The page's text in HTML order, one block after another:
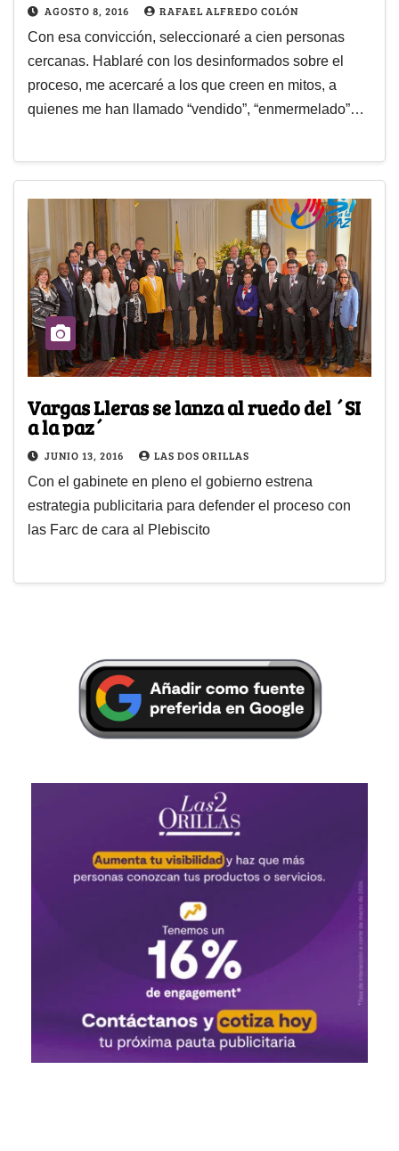
AGOSTO 8, 2016 RAFAEL ALFREDO COLÓN
Con esa convicción, seleccionaré a cien personas
cercanas. Hablaré con los desinformados sobre el
proceso, me acercaré a los que creen en mitos, a
quienes me han llamado “vendido”, “enmermelado”…
Vargas Lleras se lanza al ruedo del ´SI
a la paz´
JUNIO 13, 2016 LAS DOS ORILLAS
Con el gabinete en pleno el gobierno estrena
estrategia publicitaria para defender el proceso con
las Farc de cara al Plebiscito